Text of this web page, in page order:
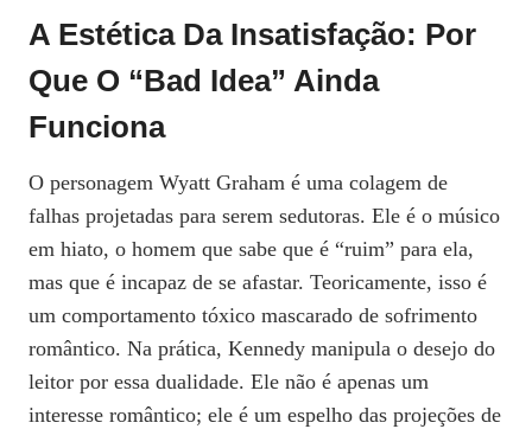
A Estética Da Insatisfação: Por
Que O “Bad Idea” Ainda
Funciona
O personagem Wyatt Graham é uma colagem de
falhas projetadas para serem sedutoras. Ele é o músico
em hiato, o homem que sabe que é “ruim” para ela,
mas que é incapaz de se afastar. Teoricamente, isso é
um comportamento tóxico mascarado de sofrimento
romântico. Na prática, Kennedy manipula o desejo do
leitor por essa dualidade. Ele não é apenas um
interesse romântico; ele é um espelho das projeções de